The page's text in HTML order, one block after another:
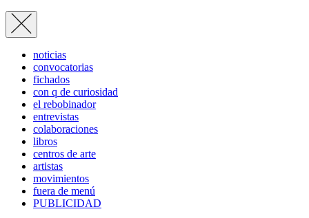
noticias
convocatorias
fichados
con q de curiosidad
el rebobinador
entrevistas
colaboraciones
libros
centros de arte
artistas
movimientos
fuera de menú
PUBLICIDAD